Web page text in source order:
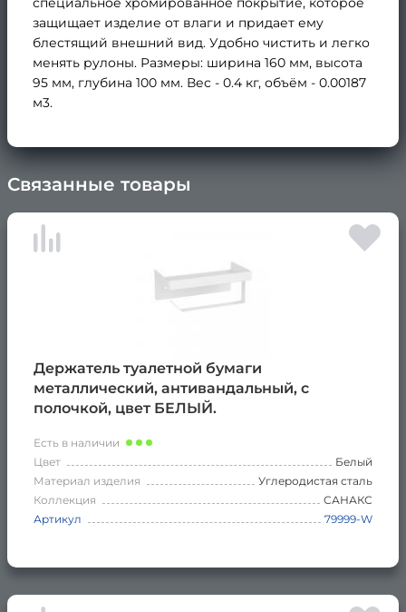
защищает изделие от влаги и придает ему
блестящий внешний вид. Удобно чистить и легко
менять рулоны. Размеры: ширина 160 мм, высота
95 мм, глубина 100 мм. Вес - 0.4 кг, объём - 0.00187
м3.
Связанные товары
Держатель туалетной бумаги
металлический, антивандальный, с
полочкой, цвет БЕЛЫЙ.
Есть в наличии
Цвет
Белый
Материал изделия
Углеродистая сталь
Коллекция
САНАКС
Артикул
79999-W